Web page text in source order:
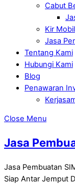
Cabut
Kir Mobil
Jasa
Tentang Kami
Hubungi Kami
Blog
Penawaran
Close Menu
Jasa
Jasa Pembuatan
Siap Antar Jemput